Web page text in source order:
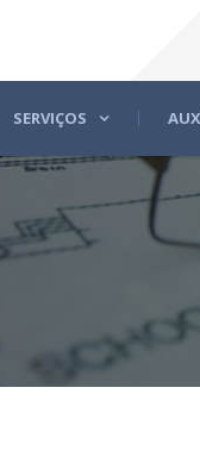
SERVIÇOS